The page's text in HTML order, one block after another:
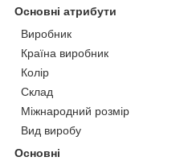
Основні атрибути
Виробник
Країна виробник
Колір
Склад
Міжнародний розмір
Вид виробу
Основні